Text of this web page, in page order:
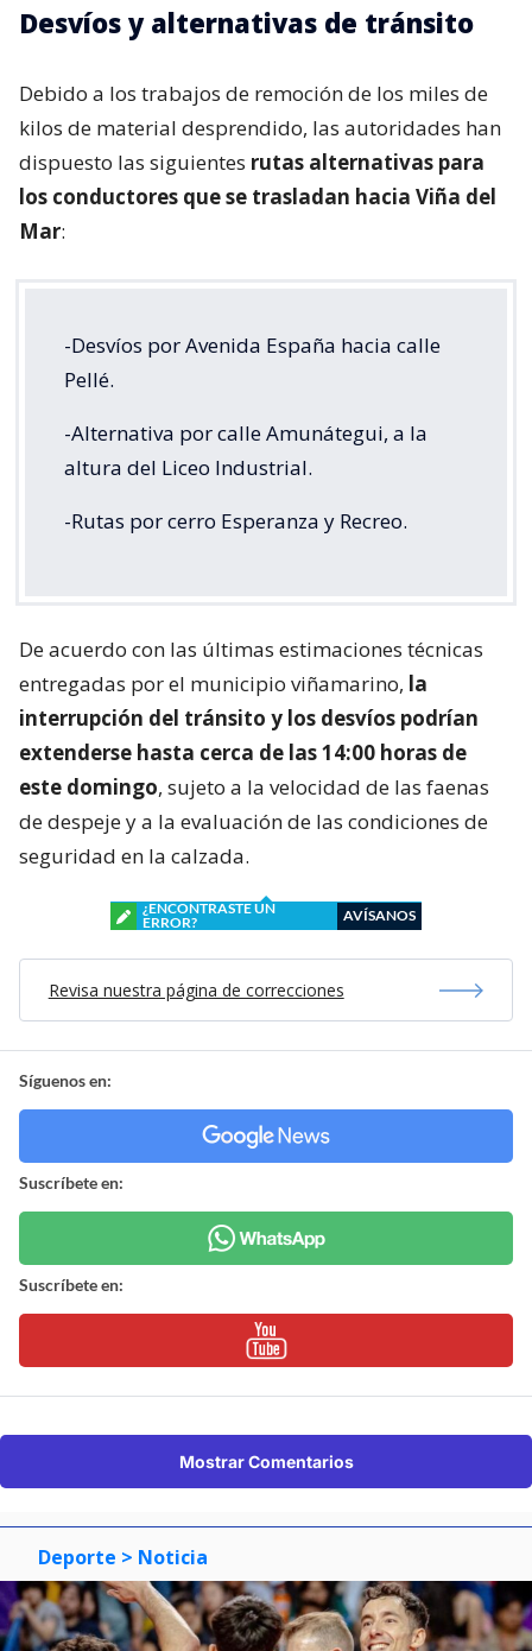
Desvíos y alternativas de tránsito
Debido a los trabajos de remoción de los miles de
kilos de material desprendido, las autoridades han
dispuesto las siguientes rutas alternativas para
los conductores que se trasladan hacia Viña del
Mar:
-Desvíos por Avenida España hacia calle
Pellé.
-Alternativa por calle Amunátegui, a la
altura del Liceo Industrial.
-Rutas por cerro Esperanza y Recreo.
De acuerdo con las últimas estimaciones técnicas
entregadas por el municipio viñamarino, la
interrupción del tránsito y los desvíos podrían
extenderse hasta cerca de las 14:00 horas de
este domingo, sujeto a la velocidad de las faenas
de despeje y a la evaluación de las condiciones de
seguridad en la calzada.
¿ENCONTRASTE UN
ERROR?
AVÍSANOS
Revisa nuestra página de correcciones
Síguenos en:
Suscríbete en:
Suscríbete en:
Mostrar Comentarios
Deporte > Noticia